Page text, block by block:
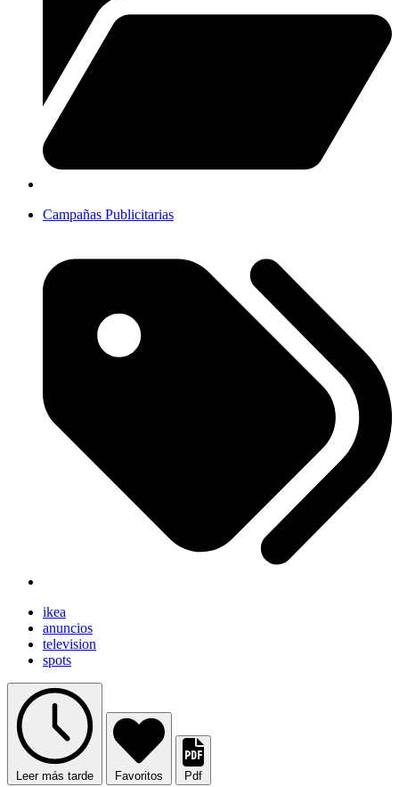
Campañas Publicitarias
ikea
anuncios
television
spots
Leer más tarde Favoritos Pdf